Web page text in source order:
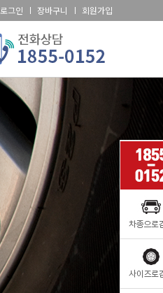
로그인 장바구니 회원가입